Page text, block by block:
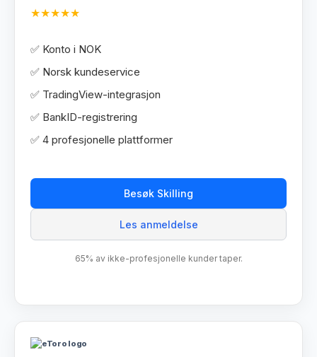
★★★★★
✅ Konto i NOK
✅ Norsk kundeservice
✅ TradingView-integrasjon
✅ BankID-registrering
✅ 4 profesjonelle plattformer
Besøk Skilling
Les anmeldelse
65% av ikke-profesjonelle kunder taper.